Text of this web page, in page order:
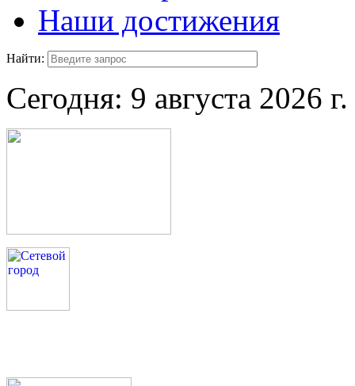
Наши достижения
Найти:
Сегодня: 9 августа 2026